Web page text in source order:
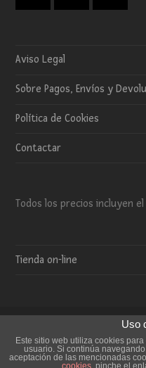
Aviso Legal
Sobre Pagos, Envíos y
Política de Cookies
Contactar
Todos los precios incluyen
Tienda on-line
Copyright 2015 El Trébol de
Aviso Legal
Sobre
Uso
Este sitio web utiliza cookies
usuario. Si continúa
aceptación de las mencionadas
cookies, pinche el